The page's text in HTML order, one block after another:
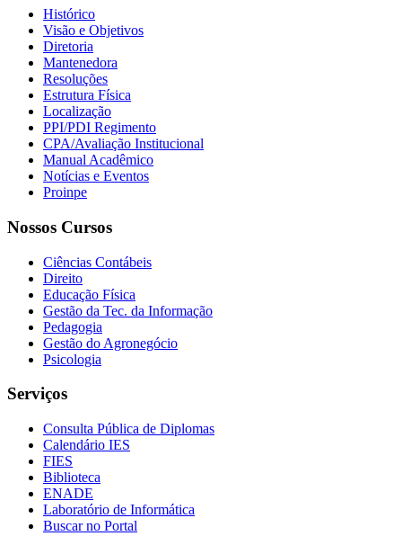
Histórico
Visão e Objetivos
Diretoria
Mantenedora
Resoluções
Estrutura Física
Localização
PPI/PDI Regimento
CPA/Avaliação Institucional
Manual Acadêmico
Notícias e Eventos
Proinpe
Nossos Cursos
Ciências Contábeis
Direito
Educação Física
Gestão da Tec. da Informação
Pedagogia
Gestão do Agronegócio
Psicologia
Serviços
Consulta Pública de Diplomas
Calendário IES
FIES
Biblioteca
ENADE
Laboratório de Informática
Buscar no Portal